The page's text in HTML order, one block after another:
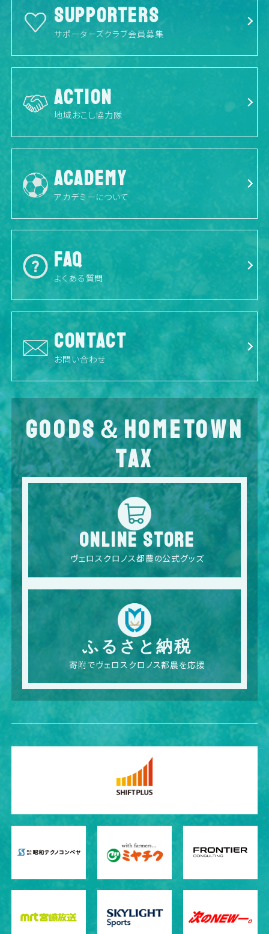
SUPPORTERS
サポーターズクラブ会員募集
ACTION
地域おこし協力隊
ACADEMY
アカデミーについて
FAQ
よくある質問
CONTACT
お問い合わせ
GOODS＆HOMETOWN
TAX
ONLINE STORE
ヴェロスクロノス都農の公式グッズ
ふるさと納税
寄附でヴェロスクロノス都農を応援